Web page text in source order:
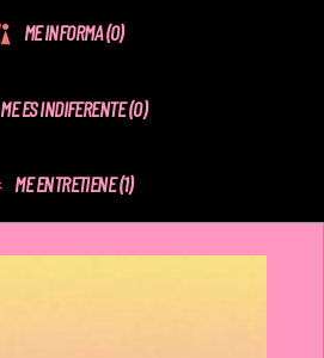
ME INFORMA(0)
ME ES INDIFERENTE(0)
ME ENTRETIENE(1)